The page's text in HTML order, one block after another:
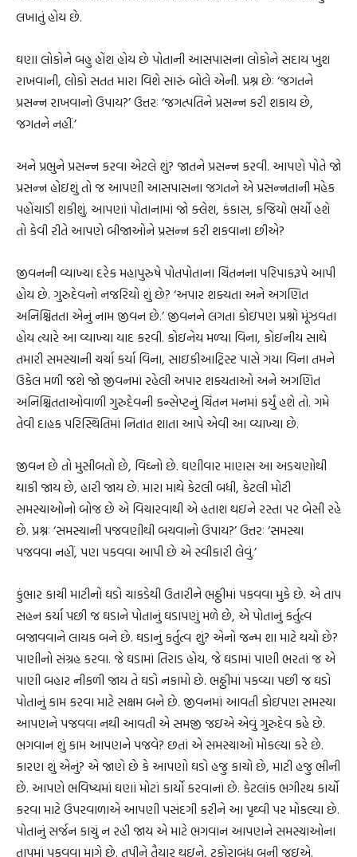
લખાતું હોય છે.
ઘણા લોકોને બહુ હોંશ હોય છે પોતાની આસપાસના લોકોને સદાય ખુશ
રાખવાની, લોકો સતત મારા વિશે સારું બોલે એની. પ્રશ્ન છેઃ ‘જગતને
પ્રસન્ન રાખવાનો ઉપાય?’ ઉત્તરઃ ‘જગત્પતિને પ્રસન્ન કરી શકાય છે,
જગતને નહીં.’
અને પ્રભુને પ્રસન્ન કરવા એટલે શું? જાતને પ્રસન્ન કરવી. આપણે પોતે જો
પ્રસન્ન હોઇશું તો જ આપણી આસપાસના જગતને એ પ્રસન્નતાની મહેક
પહોંચાડી શકીશું. આપણાં પોતાનામાં જો ક્લેશ, કંકાસ, કજિયો ભર્યો હશે
તો કેવી રીતે આપણે બીજાઓને પ્રસન્ન કરી શકવાના છીએ?
જીવનની વ્યાખ્યા દરેક મહાપુરુષે પોતપોતાના ચિંતનના પરિપાકરૂપે આપી
હોય છે. ગુરુદેવનો નજરિયો શું છે? ‘અપાર શક્યતા અને અગણિત
અનિશ્ચિતતા એનું નામ જીવન છે.’ જીવનને લગતા કોઇપણ પ્રશ્નો મૂંઝવતા
હોય ત્યારે આ વ્યાખ્યા યાદ કરવી. કોઇનેય મળ્યા વિના, કોઇનીય સાથે
તમારી સમસ્યાની ચર્ચા કર્યા વિના, સાઇકીઆટ્રિસ્ટ પાસે ગયા વિના તમને
ઉકેલ મળી જશે જો જીવનમાં રહેલી અપાર શક્યતાઓ અને અગણિત
અનિશ્ચિતતાઓવાળી ગુરુદેવની કન્સેપ્ટનું ચિંતન મનમાં કર્યું હશે તો. ગમે
તેવી દાહક પરિસ્થિતિમાં નિતાંત શાતા આપે એવી આ વ્યાખ્યા છે.
જીવન છે તો મુસીબતો છે, વિઘ્નો છે. ઘણીવાર માણસ આ અડચણોથી
થાકી જાય છે, હારી જાય છે. મારા માથે કેટલી બધી, કેટલી મોટી
સમસ્યાઓનો બોજ છે એ વિચારવાથી એ હતાશ થઇને રસ્તા પર બેસી રહે
છે. પ્રશ્નઃ ‘સમસ્યાની પજવણીથી બચવાનો ઉપાય?’ ઉત્તરઃ ‘સમસ્યા
પજવવા નહીં, પણ પકવવા આપી છે એ સ્વીકારી લેવું.’
કુંભાર કાચી માટીનો ઘડો ચાકડેથી ઉતારીને ભઠ્ઠીમાં પકવવા મુકે છે. એ તાપ
સહન કર્યા પછી જ ઘડાને પોતાનું ઘડાપણું મળે છે, એ પોતાનું કર્તુત્વ
બજાવવાને લાયક બને છે. ઘડાનું કર્તુત્વ શું? એનો જન્મ શા માટે થયો છે?
પાણીનો સંગ્રહ કરવા. જે ઘડામાં તિરાડ હોય, જે ઘડામાં પાણી ભરતાં જ એ
પાણી બહાર નીકળી જાય તે ઘડો નકામો છે. ભઠ્ઠીમાં પકવ્યા પછી જ ઘડો
પોતાનું કામ કરવા માટે સક્ષમ બને છે. જીવનમાં આવતી કોઇપણ સમસ્યા
આપણને પજવવા નથી આવતી એ સમજી જઇએ એવું ગુરુદેવ કહે છે.
ભગવાન શું કામ આપણને પજવે? છતાં એ સમસ્યાઓ મોકલ્યા કરે છે.
કારણ શું એનું? એ જાણે છે કે આપણો ઘડો હજુ કાચો છે, માટી હજુ ભીની
છે. આપણે ભવિષ્યમાં ઘણાં મોટાં કાર્યો કરવાનાં છે. કેટલાંક ભગીરથ કાર્યો
કરવા માટે ઉપરવાળાએ આપણી પસંદગી કરીને આ પૃથ્વી પર મોકલ્યા છે.
પોતાનું સર્જન કાચું ન રહી જાય એ માટે ભગવાન આપણને સમસ્યાઓના
તાપમાં પકવવા માગે છે. તપીને તૈયાર થઇને, ટકોરાબંધ બની જઇએ.